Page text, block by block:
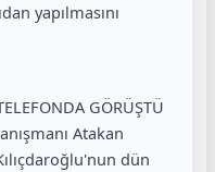
yapılmasını
GÖRÜŞTÜ
Atakan
dün